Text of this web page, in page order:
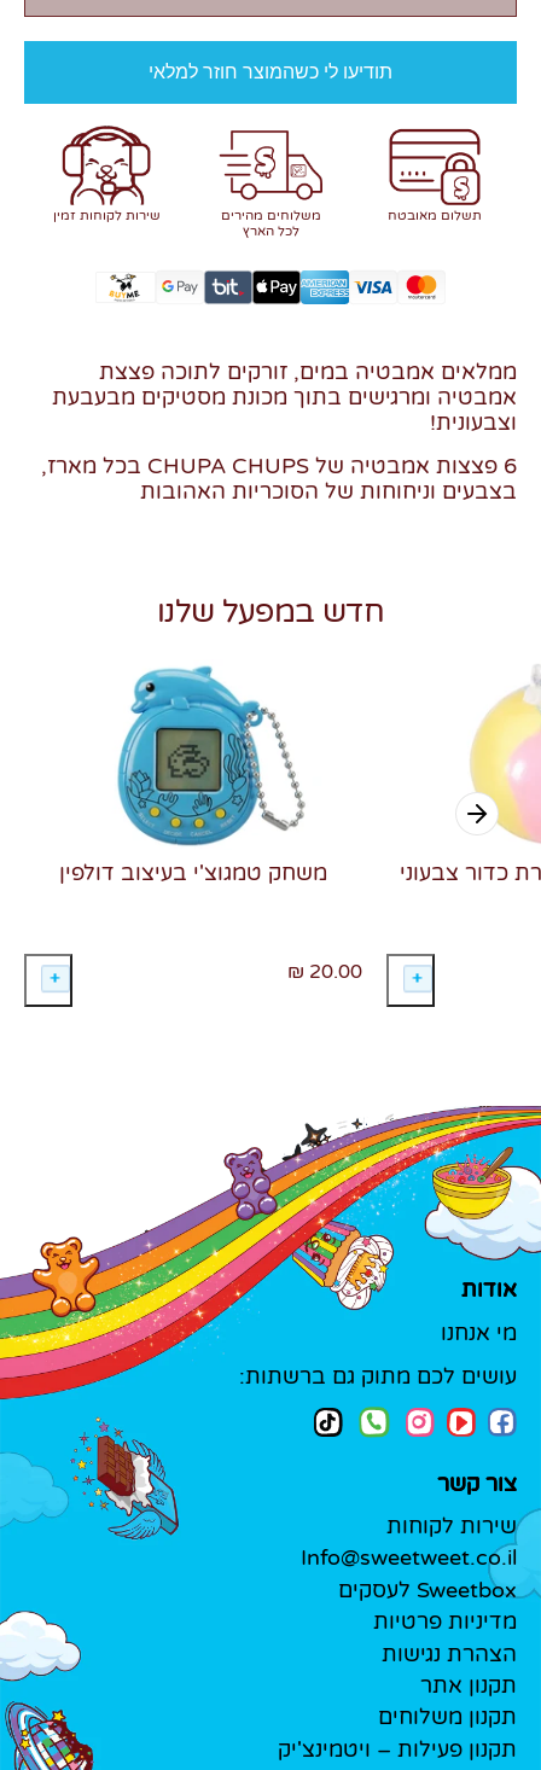
תודיעו לי כשהמוצר חוזר למלאי
תשלום מאובטח
משלוחים מהירים
לכל הארץ
שירות לקוחות זמין
ממלאים אמבטיה במים, זורקים לתוכה פצצת
אמבטיה ומרגישים בתוך מכונת מסטיקים מבעבעת
וצבעונית!
6 פצצות אמבטיה של CHUPA CHUPS בכל מארז,
בצבעים וניחוחות של הסוכריות האהובות
חדש במפעל שלנו
משחק טמגוצ'י בעיצוב דולפין
20.00 ₪
כדור צבעוני
אודות
מי אנחנו
עושים לכם מתוק גם ברשתות:
צור קשר
שירות לקוחות
Info@sweetweet.co.il
Sweetbox לעסקים
מדיניות פרטיות
הצהרת נגישות
תקנון אתר
תקנון משלוחים
תקנון פעילות – ויטמינצ'יק